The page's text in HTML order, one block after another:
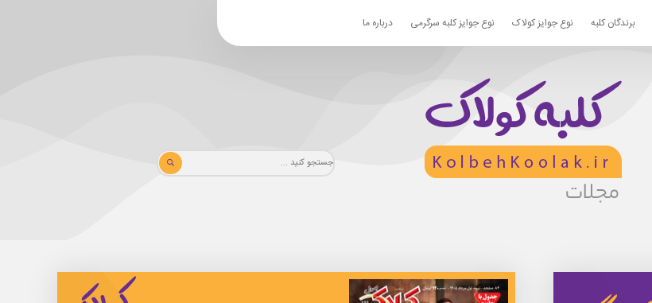
برندگان کلبه نوع جوایز کولاک نوع جوایز کلبه سرگرمی درباره ما